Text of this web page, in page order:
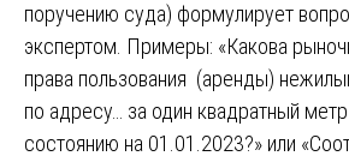
поручению суда) формулирует
экспертом. Примеры: «Какова
права пользования (аренды)
по адресу… за один квадратный
состоянию на 01.01.2023?» или